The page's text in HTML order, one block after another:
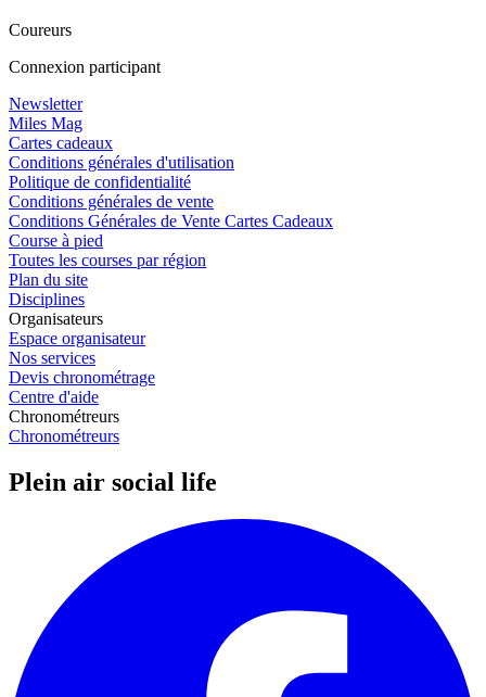
Coureurs
Connexion participant
Newsletter
Miles Mag
Cartes cadeaux
Conditions générales d'utilisation
Politique de confidentialité
Conditions générales de vente
Conditions Générales de Vente Cartes Cadeaux
Course à pied
Toutes les courses par région
Plan du site
Disciplines
Organisateurs
Espace organisateur
Nos services
Devis chronométrage
Centre d'aide
Chronométreurs
Chronométreurs
Plein air social life